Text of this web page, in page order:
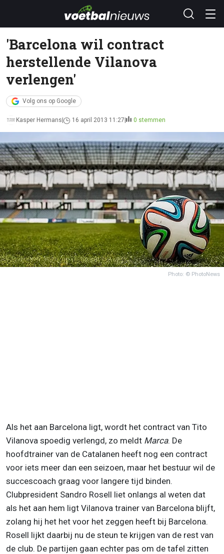
'Barcelona wil contract
herstellende Vilanova
verlengen'
Volg ons op Google
Kasper Hermans 16 april 2013 11:27 0 stemmen
Photo: © PhotoNews
Als het aan Barcelona ligt, wordt het contract van Tito
Vilanova spoedig verlengd, zo meldt Marca. De
hoofdtrainer van de Catalanen heeft nog een contract
voor iets meer dan een seizoen, maar het bestuur wil de
succescoach graag voor langere tijd binden.
Clubpresident Sandro Rosell liet onlangs al weten dat
als het aan hem ligt Vilanova trainer van Barcelona blijft,
zolang hij het het voor het zeggen heeft bij Barcelona.
Rosell lijkt daarbij nu de steun te krijgen van de rest van
de club. De partijen gaan echter pas om de tafel zitten